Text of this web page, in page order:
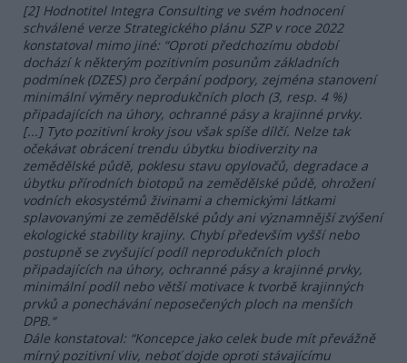
[2] Hodnotitel Integra Consulting ve svém hodnocení
schválené verze Strategického plánu SZP v roce 2022
konstatoval mimo jiné: “Oproti předchozímu období
dochází k některým pozitivním posunům základních
podmínek (DZES) pro čerpání podpory, zejména stanovení
minimální výměry neprodukčních ploch (3, resp. 4 %)
připadajících na úhory, ochranné pásy a krajinné prvky.
[...] Tyto pozitivní kroky jsou však spíše dílčí. Nelze tak
očekávat obrácení trendu úbytku biodiverzity na
zemědělské půdě, poklesu stavu opylovačů, degradace a
úbytku přírodních biotopů na zemědělské půdě, ohrožení
vodních ekosystémů živinami a chemickými látkami
splavovanými ze zemědělské půdy ani významnější zvýšení
ekologické stability krajiny. Chybí především vyšší nebo
postupně se zvyšující podíl neprodukčních ploch
připadajících na úhory, ochranné pásy a krajinné prvky,
minimální podíl nebo větší motivace k tvorbě krajinných
prvků a ponechávání neposečených ploch na menších
DPB.“
Dále konstatoval: “Koncepce jako celek bude mít převážně
mírný pozitivní vliv, neboť dojde oproti stávajícímu